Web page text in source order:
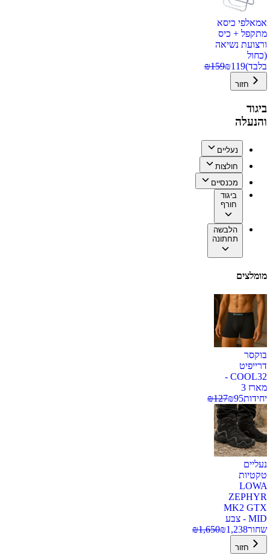
אמאלפי כיסא
מתקפל + כיס
ורצועת נשיאה
(כחול
בלבד)
₪119
₪159
חזור
ביגוד
והנעלה
נעליים
חולצות
מכנסיים
ביגוד
חורף
הלבשה
תחתונה
מומלצים
בוקסר
דרייפיט
COOL32 -
מארז 3
יחידות
₪95
₪127
נעליים
טקטיות
LOWA
ZEPHYR
MK2 GTX
MID - צבע
שחור
₪1,238
₪1,650
חזור